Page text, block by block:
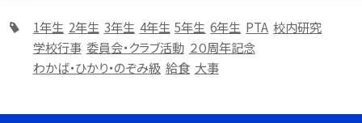
1年生 2年生 3年生 4年生 5年生 6年生 PTA 校内研究
学校行事 委員会・クラブ活動 ２０周年記念
わかば・ひかり・のぞみ級 給食 大事